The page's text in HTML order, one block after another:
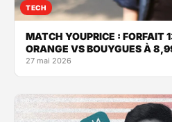
TECH
MATCH YOUPRICE : FORFAIT
ORANGE VS BOUYGUES À
27 mai 2026